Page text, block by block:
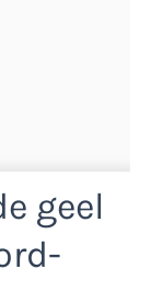
geel